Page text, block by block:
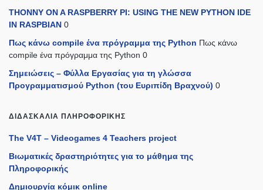
THONNY ON A RASPBERRY PI: USING THE NEW PYTHON IDE
IN RASPBIAN 0
Πως κάνω compile ένα πρόγραμμα της Python Πως κάνω
compile ένα πρόγραμμα της Python 0
Σημειώσεις – Φύλλα Εργασίας για τη γλώσσα
Προγραμματισμού Python (του Ευριπίδη Βραχνού) 0
ΔΙΔΑΣΚΑΛΊΑ ΠΛΗΡΟΦΟΡΙΚΉΣ
The V4T – Videogames 4 Teachers project
Βιωματικές δραστηριότητες για το μάθημα της
Πληροφορικής
Δημιουργία κόμικ online